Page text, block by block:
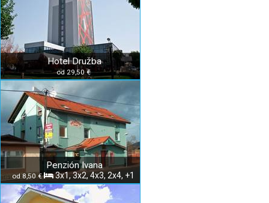
Hotel Družba
od 29,50 €
Penzión Ivana
od 8,50 € 3x1, 3x2, 4x3, 2x4, +1